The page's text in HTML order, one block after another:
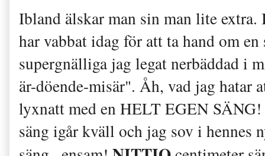
Ibland älskar man sin man lite
har vabbat idag för att ta hand om
supergnälliga jag legat nerbäddad i
är-döende-misär". Åh, vad jag hatar
lyxnatt med en HELT EGEN
säng igår kväll och jag sov i hennes